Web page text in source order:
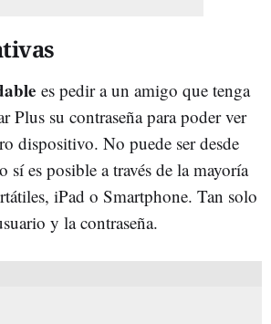
es pedir a un amigo que tenga
Plus su contraseña para poder ver
dispositivo. No puede ser desde
sí es posible a través de la mayoría
iPad o Smartphone. Tan solo
y la contraseña.